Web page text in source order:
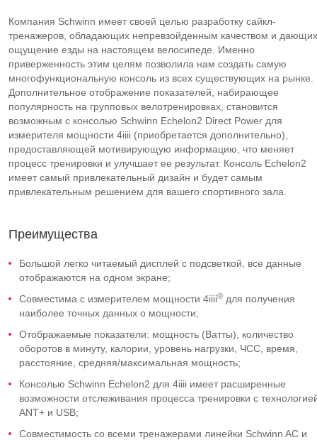
Компания Schwinn имеет своей целью разработку сайкл-
тренажеров, обладающих непревзойденным качеством и дающих
ощущение езды на настоящем велосипеде. Именно
приверженность этим целям позволила нам создать самую
многофункциональную консоль из всех существующих на рынке.
Дополнительное отображение показателей, набирающее
популярность на групповых велотренировках, становится
возможным с консолью Schwinn Echelon2 Direct Power для
измерителя мощности 4iiii (приобретается дополнительно),
предоставляющей мотивирующую информацию, что меняет
процесс тренировки и улучшает ее результат. Консоль Echelon2
имеет самый привлекательный дизайн и будет самым
привлекательным решением для вашего спортивного зала.
Преимущества
Большой легко читаемый дисплей с подсветкой, все данные
отображаются на одном экране;
Совместима с измерителем мощности 4iiii® для получения
наиболее точных данных о мощности;
Отображаемые показатели: мощность (Ватты), количество
оборотов в минуту, калории, уровень нагрузки, ЧСС, время,
расстояние, средняя/максимальная мощность;
Консолью Schwinn Echelon2 для 4iiii имеет расширенные
возможности отслеживания процесса тренировки с
ANT+ и USB;
Совместимость со всеми тренажерами линейки Schwinn AC и